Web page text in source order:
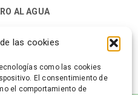
las cookies
como las cookies
El consentimiento de
el comportamiento de
AL AGUA